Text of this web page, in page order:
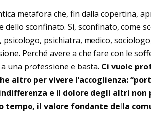
metafora che, fin dalla copertina,
dello sconfinato. Sì, sconfinato, come
psichiatra, medico,
Perché avere a che fare con le
una professione e basta. Ci vuole
altro per vivere l’accoglienza:
e il dolore degli altri non
tempo, il valore fondante della